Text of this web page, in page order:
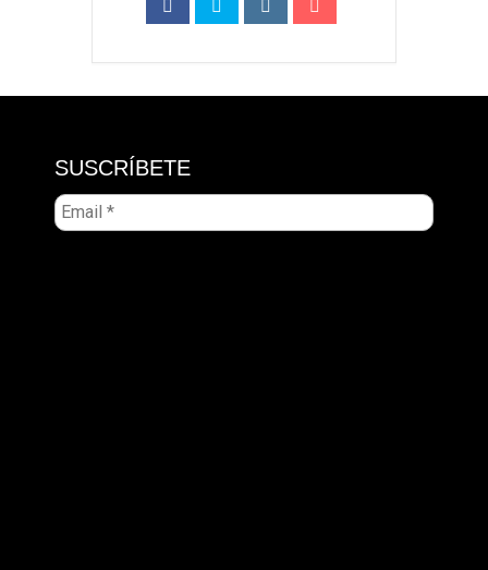
SUSCRÍBETE
Email
*